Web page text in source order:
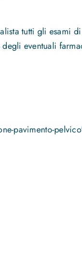
tutti gli esami
eventuali
pavimento-